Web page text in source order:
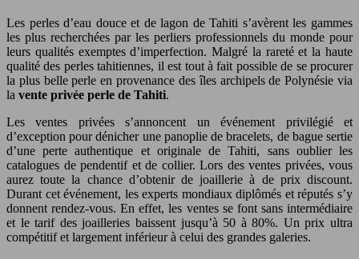
Les perles d’eau douce et de lagon de Tahiti s’avèrent les gammes
les plus recherchées par les perliers professionnels du monde pour
leurs qualités exemptes d’imperfection. Malgré la rareté et la haute
qualité des perles tahitiennes, il est tout à fait possible de se procurer
la plus belle perle en provenance des îles archipels de Polynésie via
la vente privée perle de Tahiti.
Les ventes privées s’annoncent un événement privilégié et
d’exception pour dénicher une panoplie de bracelets, de bague sertie
d’une perte authentique et originale de Tahiti, sans oublier les
catalogues de pendentif et de collier. Lors des ventes privées, vous
aurez toute la chance d’obtenir de joaillerie à de prix discount.
Durant cet événement, les experts mondiaux diplômés et réputés s’y
donnent rendez-vous. En effet, les ventes se font sans intermédiaire
et le tarif des joailleries baissent jusqu’à 50 à 80%. Un prix ultra
compétitif et largement inférieur à celui des grandes galeries.